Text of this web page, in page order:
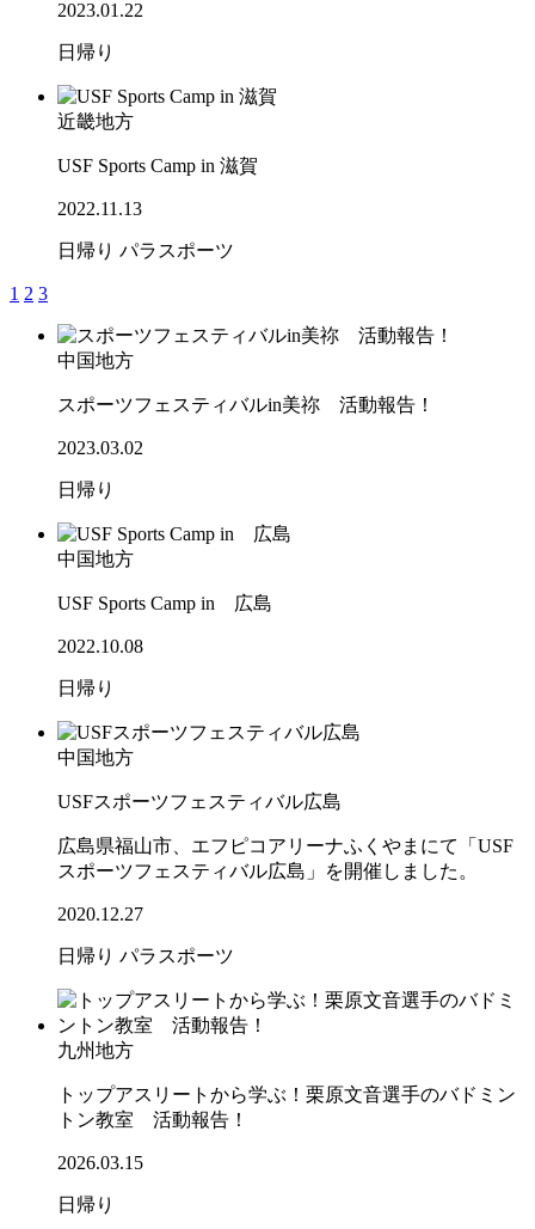
2023.01.22
日帰り
近畿地方
USF Sports Camp in 滋賀
2022.11.13
日帰り パラスポーツ
1 2 3
中国地方
スポーツフェスティバルin美祢 活動報告！
2023.03.02
日帰り
中国地方
USF Sports Camp in 広島
2022.10.08
日帰り
中国地方
USFスポーツフェスティバル広島
広島県福山市、エフピコアリーナふくやまにて「USF
スポーツフェスティバル広島」を開催しました。
2020.12.27
日帰り パラスポーツ
九州地方
トップアスリートから学ぶ！栗原文音選手のバドミン
トン教室 活動報告！
2026.03.15
日帰り